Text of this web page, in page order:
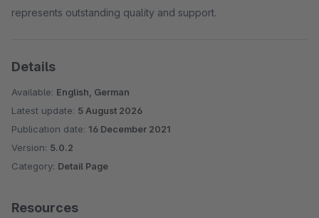
represents outstanding quality and support.
Details
Available: English, German
Latest update: 5 August 2026
Publication date: 16 December 2021
Version: 5.0.2
Category: Detail Page
Resources